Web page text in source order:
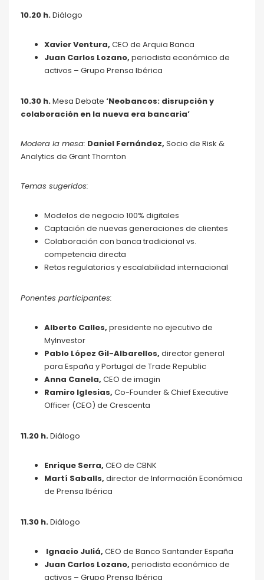
10.20 h.Diálogo
Xavier Ventura, CEO de Arquia Banca
Juan Carlos Lozano, periodista económico de
activos – Grupo Prensa Ibérica
10.30 h.Mesa Debate ‘Neobancos: disrupción y
colaboración en la nueva era bancaria’
Modera la mesa: Daniel Fernández, Socio de Risk &
Analytics de Grant Thornton
Temas sugeridos:
Modelos de negocio 100% digitales
Captación de nuevas generaciones de clientes
Colaboración con banca tradicional vs.
competencia directa
Retos regulatorios y escalabilidad internacional
Ponentes participantes:
Alberto Calles, presidente no ejecutivo de
MyInvestor
Pablo López Gil-Albarellos, director general
para España y Portugal de Trade Republic
Anna Canela, CEO de imagin
Ramiro Iglesias, Co-Founder & Chief Executive
Officer (CEO) de Crescenta
11.20 h.Diálogo
Enrique Serra, CEO de CBNK
Martí Saballs, director de Información Económica
de Prensa Ibérica
11.30 h.Diálogo
Ignacio Juliá, CEO de Banco Santander España
Juan Carlos Lozano, periodista económico de
activos – Grupo Prensa Ibérica